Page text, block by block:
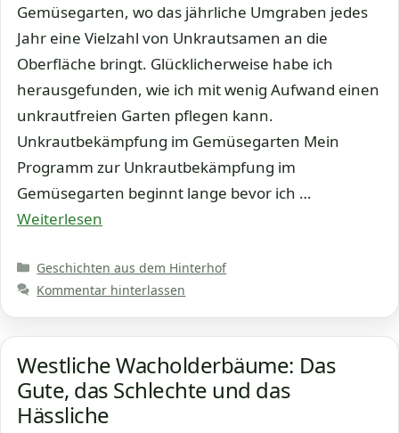
Gemüsegarten, wo das jährliche Umgraben jedes
Jahr eine Vielzahl von Unkrautsamen an die
Oberfläche bringt. Glücklicherweise habe ich
herausgefunden, wie ich mit wenig Aufwand einen
unkrautfreien Garten pflegen kann.
Unkrautbekämpfung im Gemüsegarten Mein
Programm zur Unkrautbekämpfung im
Gemüsegarten beginnt lange bevor ich …
Weiterlesen
Kategorien
Geschichten aus dem Hinterhof
Kommentar hinterlassen
Westliche Wacholderbäume: Das
Gute, das Schlechte und das
Hässliche